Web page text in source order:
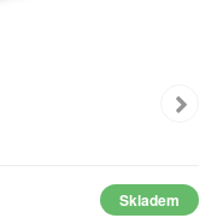
Skladem